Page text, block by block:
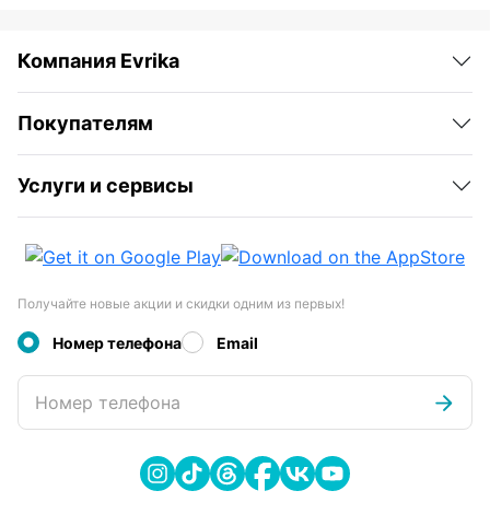
Компания Evrika
Покупателям
Услуги и сервисы
Получайте новые акции и скидки одним из первых!
Номер телефона Email
Номер телефона